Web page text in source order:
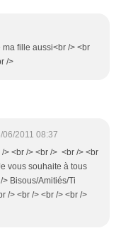
fille aussi<br /> <br
/>
06/2011 08:37
<br /> <br /> <br /> <br
vous souhaite à tous
Bisous/Amitiés/Ti
/> <br /> <br /> <br />